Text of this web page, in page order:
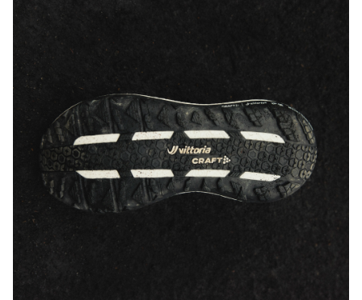
Bitte gib eine Adresse an, unter der du das Paket tagsüber
entgegennehmen kannst.